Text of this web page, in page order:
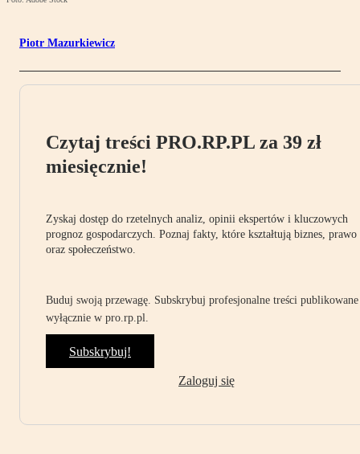
Piotr Mazurkiewicz
Czytaj treści PRO.RP.PL za 39 zł
miesięcznie!
Zyskaj dostęp do rzetelnych analiz, opinii ekspertów i kluczowych
prognoz gospodarczych. Poznaj fakty, które kształtują biznes, prawo
oraz społeczeństwo.
Buduj swoją przewagę. Subskrybuj profesjonalne treści publikowane
wyłącznie w pro.rp.pl.
Subskrybuj!
Zaloguj się